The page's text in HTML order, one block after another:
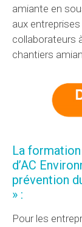
amiante en
aux
collaborateurs
chantiers
La
d’AC
prévention
» :
Pour les